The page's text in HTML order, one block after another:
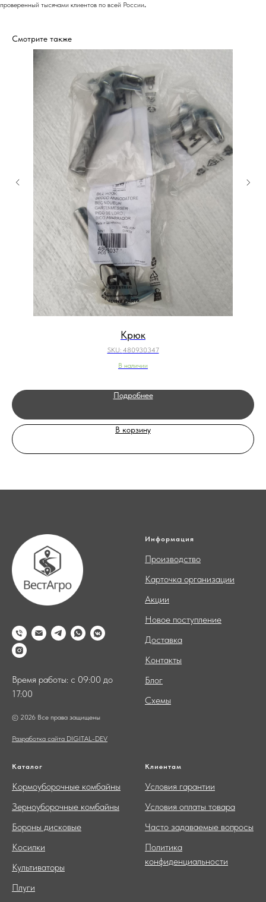
проверенный тысячами клиентов по всей России.
Смотрите также
Крюк
SKU: 480930347
В наличии
Подробнее
В корзину
Время работы: с 09:00 до
17:00
© 2026 Все права защищены
Разработка сайта DIGITAL-DEV
Информация
Производство
Карточка организации
Акции
Новое поступление
Доставка
Контакты
Блог
Схемы
Каталог
Кормоуборочные комбайны
Зерноуборочные комбайны
Бороны дисковые
Косилки
Культиваторы
Плуги
Клиентам
Условия гарантии
Условия оплаты товара
Часто задаваемые вопросы
Политика
конфиденциальности